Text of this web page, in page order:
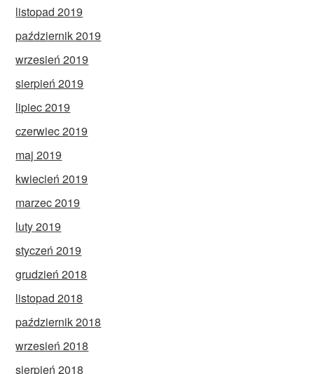
listopad 2019
październik 2019
wrzesień 2019
sierpień 2019
lipiec 2019
czerwiec 2019
maj 2019
kwiecień 2019
marzec 2019
luty 2019
styczeń 2019
grudzień 2018
listopad 2018
październik 2018
wrzesień 2018
sierpień 2018